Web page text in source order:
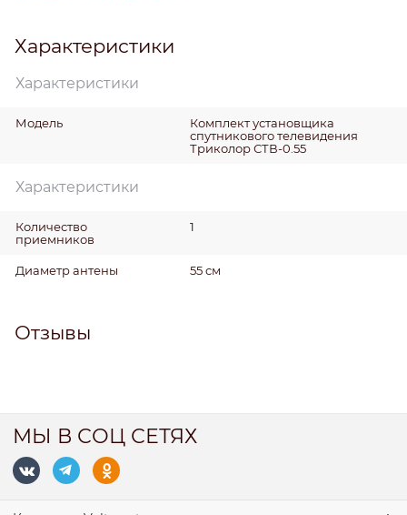
Характеристики
Характеристики
Модель
Комплект установщика
спутникового телевидения
Триколор СТВ-0.55
Характеристики
Количество
приемников
1
Диаметр антены 55 см
Отзывы
МЫ В СОЦ СЕТЯХ